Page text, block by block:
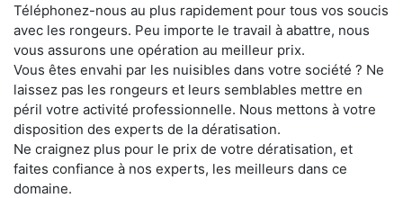
Téléphonez-nous au plus rapidement pour tous vos soucis
avec les rongeurs. Peu importe le travail à abattre, nous
vous assurons une opération au meilleur prix.
Vous êtes envahi par les nuisibles dans votre société ? Ne
laissez pas les rongeurs et leurs semblables mettre en
péril votre activité professionnelle. Nous mettons à votre
disposition des experts de la dératisation.
Ne craignez plus pour le prix de votre dératisation, et
faites confiance à nos experts, les meilleurs dans ce
domaine.